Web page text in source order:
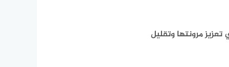
مرونتها وتقليل